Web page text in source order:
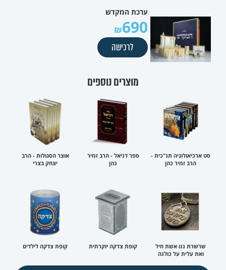
ערכת המקדש
690
לרכישה
מוצרים נוספים
סט ארכיאולוגיה תנ"כית -
הרב זמיר כהן
ספר דניאל - הרב זמיר
כהן
אוצר הסגולות - הרב
יצחק בצרי
שרשרת ננו אשת חיל
ואת עלית על כולנה
קופת צדקה יוקרתית קופת צדקה לילדים